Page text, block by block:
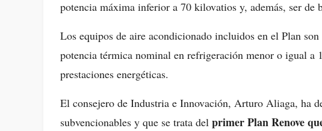
potencia máxima inferior a 70 kilovatios y, además, ser de
Los equipos de aire acondicionado incluidos en el Plan
potencia térmica nominal en refrigeración menor o igual a
prestaciones energéticas.
El consejero de Industria e Innovación, Arturo Aliaga, ha
subvencionables y que se trata del primer Plan Renove